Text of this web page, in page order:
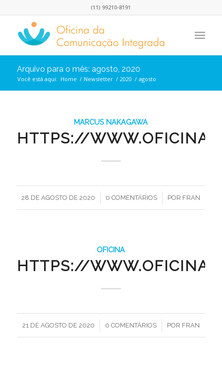
(11) 99210-8191
Arquivo para o mês: agosto, 2020
Você está aqui: Home / Newsletter / 2020 / agosto
MARCUS NAKAGAWA
HTTPS://
28 DE AGOSTO DE 2020
/ 0 COMENTÁRIOS
/ POR FRAN
OFICINA
HTTPS://
21 DE AGOSTO DE 2020
/ 0 COMENTÁRIOS
/ POR FRAN